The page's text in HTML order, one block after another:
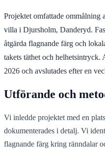
Projektet omfattade ommålning
villa i Djursholm, Danderyd.
åtgärda flagnande färg och
takets täthet och helhetsintryck.
2026 och avslutades efter en
Utförande och
Vi inledde projektet med en
dokumenterades i detalj. Vi
flagnande färg kring ränndalar